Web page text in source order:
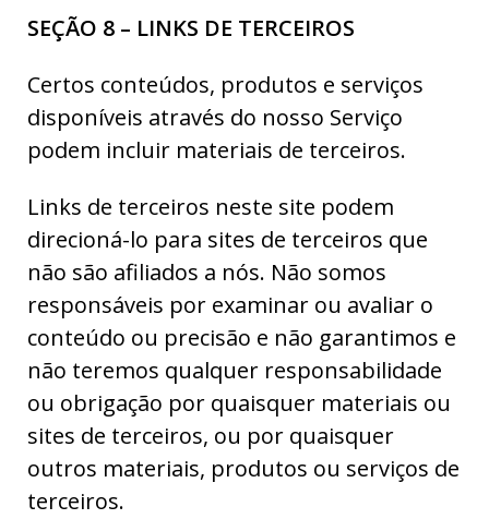
SEÇÃO 8 – LINKS DE TERCEIROS
Certos conteúdos, produtos e serviços
disponíveis através do nosso Serviço
podem incluir materiais de terceiros.
Links de terceiros neste site podem
direcioná-lo para sites de terceiros que
não são afiliados a nós. Não somos
responsáveis por examinar ou avaliar o
conteúdo ou precisão e não garantimos e
não teremos qualquer responsabilidade
ou obrigação por quaisquer materiais ou
sites de terceiros, ou por quaisquer
outros materiais, produtos ou serviços de
terceiros.